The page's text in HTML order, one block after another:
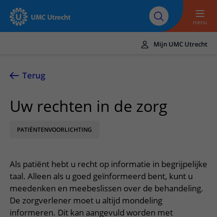
Naar hoofdinhoud
Over UMC
Utrecht
Research
Werken bij het UMC
Utrecht
menu
UMC Utrecht
Zorg en behandeling
Ziekten en aandoeningen
Poliklinieken
Verpleegafdelingen
Onze zorgverleners
Afspraak en opname
Bezoek aan de polikliniek
Opname in het ziekenhuis
Voorbereiding op uw afspraak
Op bezoek in het UMC Utrecht
Apotheek
Winkels en restaurants
Contact en route
Spoed
Contactgegevens
Verwijzers
Patiënt verwijzen
Mijn UMC Utrecht
Terug
Uw rechten in de zorg
PATIËNTENVOORLICHTING
Als patiënt hebt u recht op informatie in begrijpelijke
taal. Alleen als u goed geïnformeerd bent, kunt u
meedenken en meebeslissen over de behandeling.
De zorgverlener moet u altijd mondeling
informeren. Dit kan aangevuld worden met